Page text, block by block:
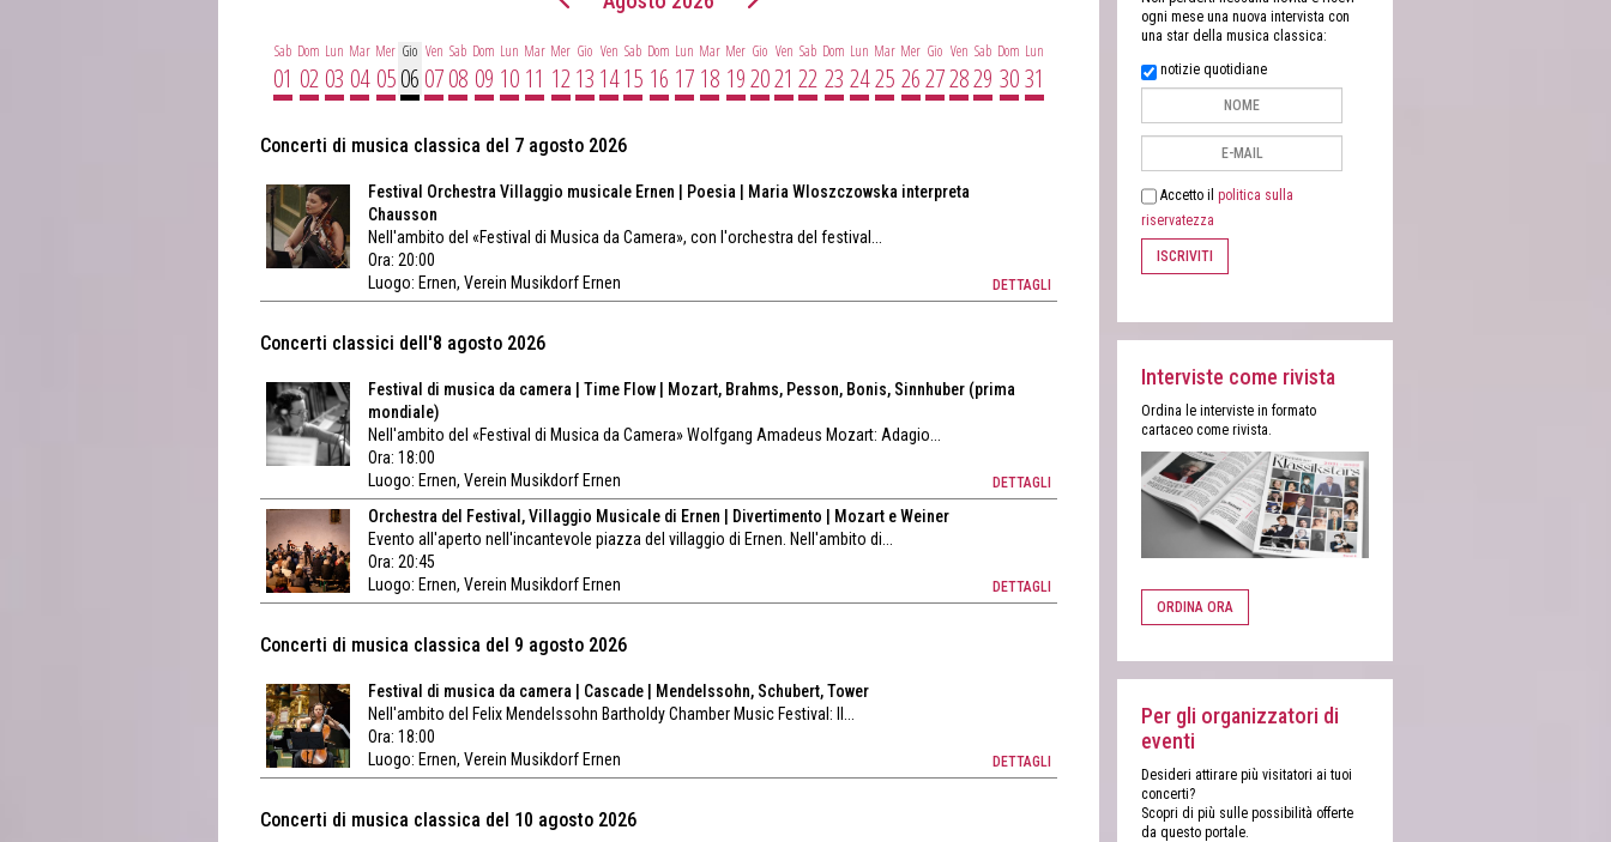
Sab
01
Dom
02
Lun
03
Mar
04
Mer
05
Gio
06
Ven
07
Sab
08
Dom
09
Lun
10
Mar
11
Mer
12
Gio
13
Ven
14
Sab
15
Dom
16
Lun
17
Mar
18
Mer
19
Gio
20
Ven
21
Sab
22
Dom
23
Lun
24
Mar
25
Mer
26
Gio
27
Ven
28
Sab
29
Dom
30
Lun
31
Concerti di musica classica del 7 agosto 2026
Festival Orchestra Villaggio musicale Ernen | Poesia | Maria Wloszczowska interpreta
Chausson
Nell'ambito del «Festival di Musica da Camera», con l'orchestra del festival...
Ora: 20:00
Luogo: Ernen, Verein Musikdorf Ernen DETTAGLI
Concerti classici dell'8 agosto 2026
Festival di musica da camera | Time Flow | Mozart, Brahms, Pesson, Bonis, Sinnhuber (prima
mondiale)
Nell'ambito del «Festival di Musica da Camera» Wolfgang Amadeus Mozart: Adagio...
Ora: 18:00
Luogo: Ernen, Verein Musikdorf Ernen DETTAGLI
Orchestra del Festival, Villaggio Musicale di Ernen | Divertimento | Mozart e Weiner
Evento all'aperto nell'incantevole piazza del villaggio di Ernen. Nell'ambito di...
Ora: 20:45
Luogo: Ernen, Verein Musikdorf Ernen DETTAGLI
Concerti di musica classica del 9 agosto 2026
Festival di musica da camera | Cascade | Mendelssohn, Schubert, Tower
Nell'ambito del Felix Mendelssohn Bartholdy Chamber Music Festival: Il...
Ora: 18:00
Luogo: Ernen, Verein Musikdorf Ernen DETTAGLI
Concerti di musica classica del 10 agosto 2026
ogni mese una nuova intervista con
una star della musica classica:
notizie quotidiane
Accetto il politica sulla
riservatezza
ISCRIVITI
Interviste come rivista
Ordina le interviste in formato
cartaceo come rivista.
ORDINA ORA
Per gli organizzatori di
eventi
Desideri attirare più visitatori ai tuoi
concerti?
Scopri di più sulle possibilità offerte
da questo portale.